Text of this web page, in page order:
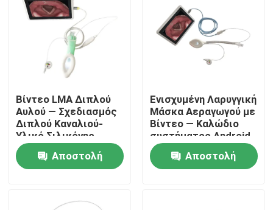
Αρχική Σελίδα
Προϊόντα
Εμφάνιση VR
Βίντεο LMA Διπλού
Αυλού — Σχεδιασμός
Διπλού Καναλιού-
Υλικό Σιλικόνης-
Υψηλή Στεγανότητα-
ISO
Αποστολή
Ενισχυμένη Λαρυγγική
Μάσκα Αεραγωγού με
Βίντεο — Καλώδιο
συστήματος Android
— Σωλήνας
Ανθεκτικός στην
Τσάκιση-Κάμερα HD-
Αποστολή